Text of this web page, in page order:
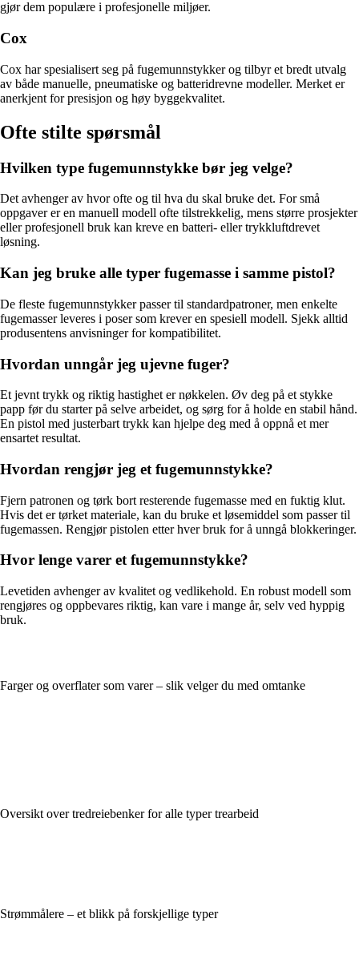
gjør dem populære i profesjonelle miljøer.
Cox
Cox har spesialisert seg på fugemunnstykker og tilbyr et bredt utvalg
av både manuelle, pneumatiske og batteridrevne modeller. Merket er
anerkjent for presisjon og høy byggekvalitet.
Ofte stilte spørsmål
Hvilken type fugemunnstykke bør jeg velge?
Det avhenger av hvor ofte og til hva du skal bruke det. For små
oppgaver er en manuell modell ofte tilstrekkelig, mens større prosjekter
eller profesjonell bruk kan kreve en batteri- eller trykkluftdrevet
løsning.
Kan jeg bruke alle typer fugemasse i samme pistol?
De fleste fugemunnstykker passer til standardpatroner, men enkelte
fugemasser leveres i poser som krever en spesiell modell. Sjekk alltid
produsentens anvisninger for kompatibilitet.
Hvordan unngår jeg ujevne fuger?
Et jevnt trykk og riktig hastighet er nøkkelen. Øv deg på et stykke
papp før du starter på selve arbeidet, og sørg for å holde en stabil hånd.
En pistol med justerbart trykk kan hjelpe deg med å oppnå et mer
ensartet resultat.
Hvordan rengjør jeg et fugemunnstykke?
Fjern patronen og tørk bort resterende fugemasse med en fuktig klut.
Hvis det er tørket materiale, kan du bruke et løsemiddel som passer til
fugemassen. Rengjør pistolen etter hver bruk for å unngå blokkeringer.
Hvor lenge varer et fugemunnstykke?
Levetiden avhenger av kvalitet og vedlikehold. En robust modell som
rengjøres og oppbevares riktig, kan vare i mange år, selv ved hyppig
bruk.
Farger og overflater som varer – slik velger du med omtanke
Oversikt over tredreiebenker for alle typer trearbeid
Strømmålere – et blikk på forskjellige typer